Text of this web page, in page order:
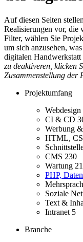
Auf diesen Seiten
Realisierungen vor, die
Filter, wählen Sie
um sich anzusehen,
digitalen Handwerkstatt
zu deaktiveren, klicken
Zusammenstellung der
Projektumfang
Webdesign
CI & CD
Werbung
HTML,
CMS 230
Wartung
PHP,
Soziale
Text &
Intranet 5
Branche